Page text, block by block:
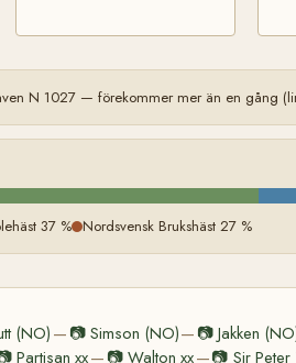
N 1027 — förekommer mer än en gång
37 % Nordsvensk Brukshäst 27 %
(NO)— 📷 Simson (NO)— 📷 Jakken
Partisan xx— 📷Walton xx—📷 Sir Peter